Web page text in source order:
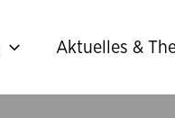
Aktuelles &